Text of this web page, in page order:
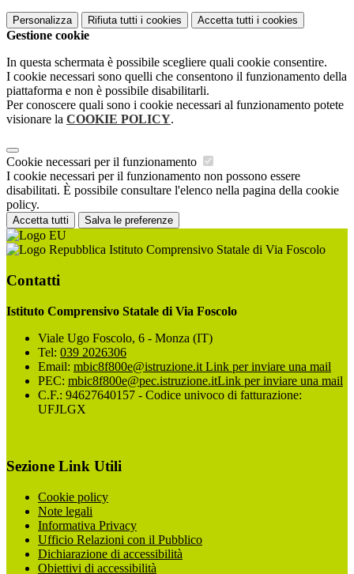
Personalizza Rifiuta tutti i cookies Accetta tutti i cookies
Gestione cookie
In questa schermata è possibile scegliere quali cookie consentire.
I cookie necessari sono quelli che consentono il funzionamento della
piattaforma e non è possibile disabilitarli.
Per conoscere quali sono i cookie necessari al funzionamento potete
visionare la COOKIE POLICY.
Cookie necessari per il funzionamento
I cookie necessari per il funzionamento non possono essere
disabilitati. È possibile consultare l'elenco nella pagina della cookie
policy.
Accetta tutti Salva le preferenze
Istituto Comprensivo Statale di Via Foscolo
Contatti
Istituto Comprensivo Statale di Via Foscolo
Viale Ugo Foscolo, 6 - Monza (IT)
Tel: 039 2026306
Email: mbic8f800e@istruzione.it Link per inviare una mail
PEC: mbic8f800e@pec.istruzione.itLink per inviare una mail
C.F.: 94627640157 - Codice univoco di fatturazione:
UFJLGX
Sezione Link Utili
Cookie policy
Note legali
Informativa Privacy
Ufficio Relazioni con il Pubblico
Dichiarazione di accessibilità
Obiettivi di accessibilità